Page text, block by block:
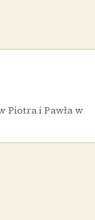
Piotra i Pawła w